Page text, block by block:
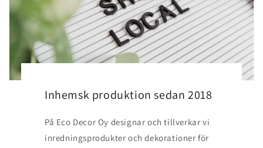
Inhemsk produktion sedan 2018
På Eco Decor Oy designar och tillverkar vi
inredningsprodukter och dekorationer för